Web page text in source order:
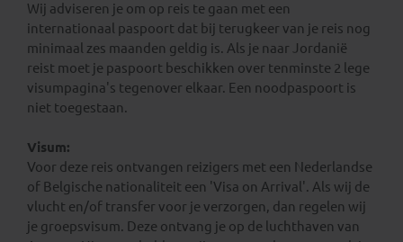
Wij adviseren je om op reis te gaan met een
internationaal paspoort dat bij terugkeer van je reis nog
minimaal zes maanden geldig is. Als je naar Jordanië
reist moet je paspoort beschikken over tenminste 2 lege
visumpagina's tegenover elkaar. Een noodpaspoort is
niet toegestaan.
Visum:
Voor deze reis ontvangen reizigers met een Nederlandse
of Belgische nationaliteit een 'Visa on Arrival'. Als wij de
vlucht en/of transfer voor je verzorgen, dan regelen wij
je groepsvisum. Deze ontvang je op de luchthaven van